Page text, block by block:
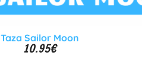
Taza Sailor Moon
10.95€